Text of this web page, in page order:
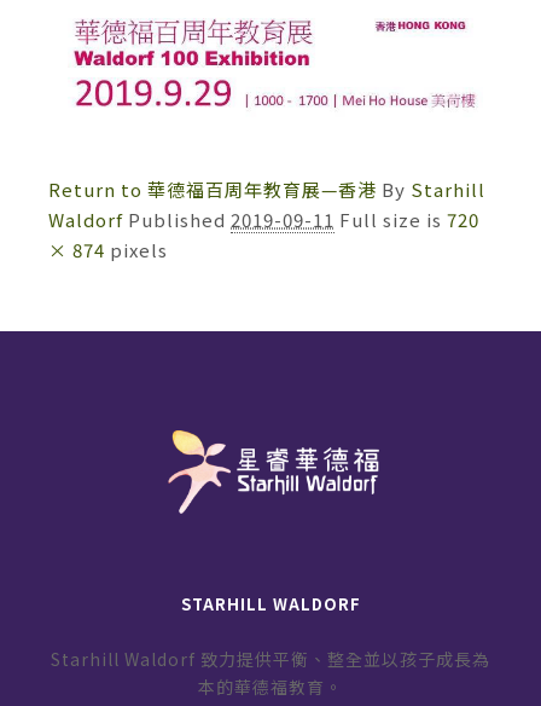
Return to 華德福百周年教育展—香港 By Starhill
Waldorf Published 2019-09-11 Full size is 720
× 874 pixels
STARHILL WALDORF
Starhill Waldorf 致力提供平衡、整全並以孩子成長為
本的華德福教育。